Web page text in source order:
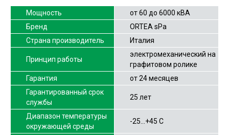
Мощность
от 60 до 6000 кВА
Бренд
ORTEA sPa
Страна производитель
Италия
Принцип работы
электромеханический на
графитовом ролике
Гарантия
от 24 месяцев
Гарантированный срок
службы
25 лет
Диапазон температуры
окружающей среды
-25…+45 С